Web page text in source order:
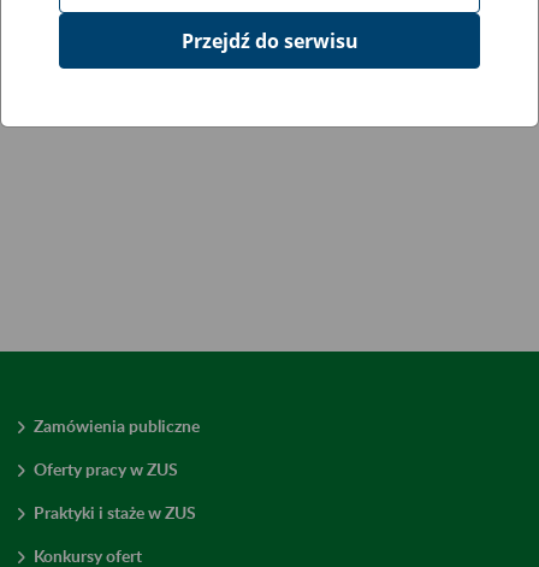
Zamówienia publiczne
Oferty pracy w ZUS
Praktyki i staże w ZUS
Konkursy ofert
Przejdź do serwisu